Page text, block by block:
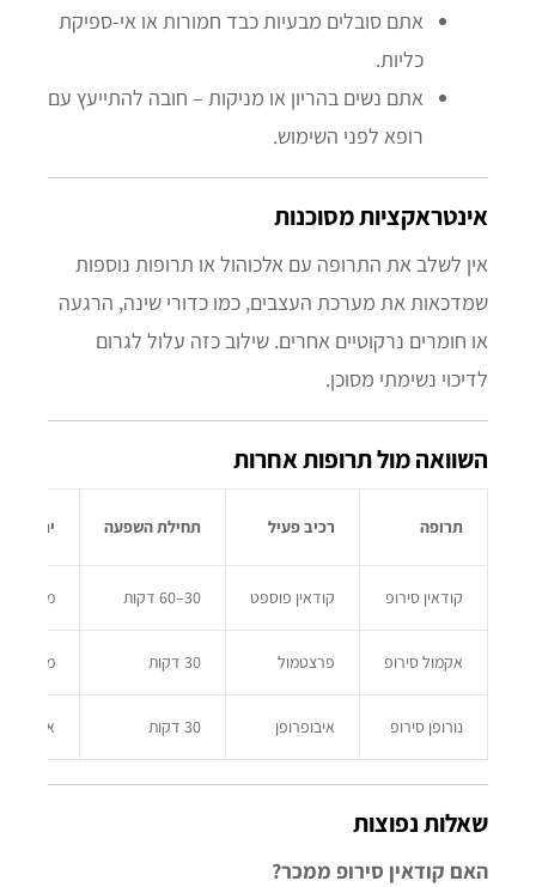
אתם סובלים מבעיות כבד חמורות או אי-ספיקת
כליות.
אתם נשים בהריון או מניקות – חובה להתייעץ עם
רופא לפני השימוש.
אינטראקציות מסוכנות
אין לשלב את התרופה עם אלכוהול או תרופות נוספות
שמדכאות את מערכת העצבים, כמו כדורי שינה, הרגעה
או חומרים נרקוטיים אחרים. שילוב כזה עלול לגרום
לדיכוי נשימתי מסוכן.
השוואה מול תרופות אחרות
תרופה רכיב פעיל תחילת השפעה יתרון
קודאין סירופ קודאין פוספט מדכא
אקמול סירופ פרצטמול מתאים
נורופן סירופ איבופרופן אנטי-
שאלות נפוצות
האם קודאין סירופ ממכר?